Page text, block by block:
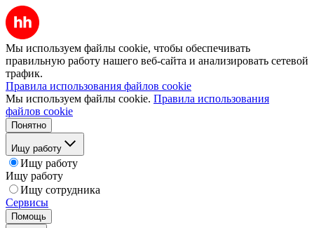
Мы используем файлы cookie, чтобы обеспечивать
правильную работу нашего веб-сайта и анализировать сетевой
трафик.
Правила использования файлов cookie
Мы используем файлы cookie. Правила использования
файлов cookie
Понятно
Ищу работу
Ищу работу
Ищу работу
Ищу сотрудника
Сервисы
Помощь